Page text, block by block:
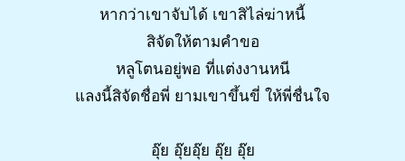
หากว่าเขาจับได้ เขาสิไล่ฆ่าหนี้
สิจัดให้ตามคำขอ
หลูโตนอยู่พอ ที่แต่งงานหนี
แลงนี้สิจัดชื่อพี่ ยามเขาขึ้นขี่ ให้พี่ชื่นใจ
อุ๊ย อุ๊ยอุ๊ย อุ๊ย อุ๊ย